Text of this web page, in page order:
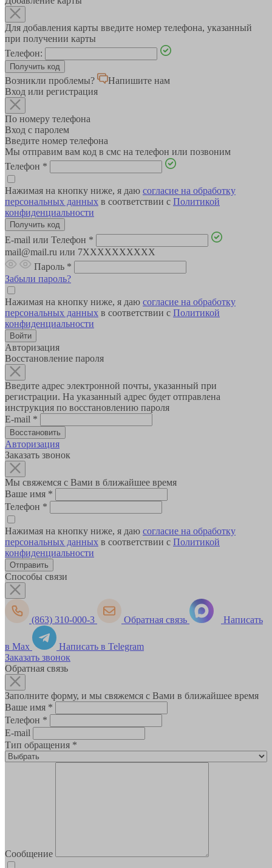
Для добавления карты введите номер телефона, указанный
при получении карты
Телефон:
Возникли проблемы?
Напишите нам
Вход или регистрация
По номеру телефона
Вход с паролем
Введите номер телефона
Мы отправим вам код в смс на телефон или позвоним
Телефон *
Нажимая на кнопку ниже, я даю согласие на обработку
персональных данных в соответствии с Политикой
конфиденциальности
E-mail или Телефон *
mail@mail.ru или 7XXXXXXXXXX
Пароль *
Забыли пароль?
Нажимая на кнопку ниже, я даю согласие на обработку
персональных данных в соответствии с Политикой
конфиденциальности
Авторизация
Восстановление пароля
Введите адрес электронной почты, указанный при
регистрации. На указанный адрес будет отправлена
инструкция по восстановлению пароля
E-mail *
Авторизация
Заказать звонок
Мы свяжемся с Вами в ближайшее время
Ваше имя *
Телефон *
Нажимая на кнопку ниже, я даю согласие на обработку
персональных данных в соответствии с Политикой
конфиденциальности
Способы связи
(863) 310-000-3 Обратная связь Написать
в Max
Написать в Telegram
Заказать звонок
Обратная связь
Заполните форму, и мы свяжемся с Вами в ближайшее время
Ваше имя *
Телефон *
E-mail
Тип обращения *
Сообщение